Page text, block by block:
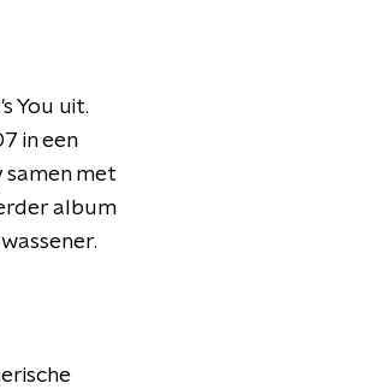
You uit.
in een
samen met
album